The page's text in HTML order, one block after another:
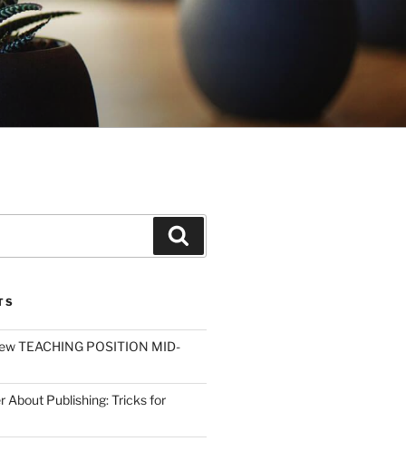
TEACHING POSITION MID-
About Publishing: Tricks for